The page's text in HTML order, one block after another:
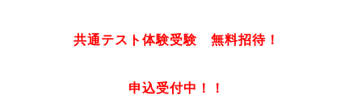
共通テスト体験受験 無料招待！
申込受付中！！